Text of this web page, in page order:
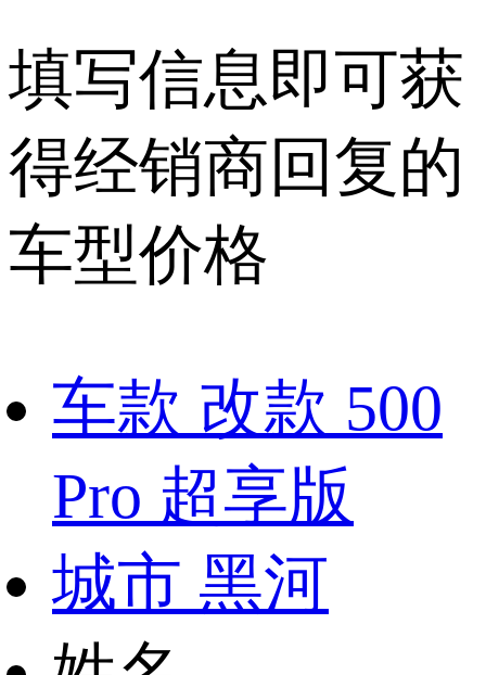
填写信息即可获
得经销商回复的
车型价格
车款 改款 500
Pro 超享版
城市 黑河